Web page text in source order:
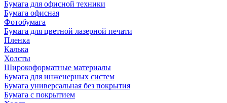
Бумага для офисной техники
Бумага офисная
Фотобумага
Бумага для цветной лазерной печати
Пленка
Калька
Холсты
Широкоформатные материалы
Бумага для инженерных систем
Бумага универсальная без покрытия
Бумага с покрытием